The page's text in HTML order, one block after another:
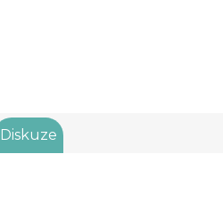
Diskuze